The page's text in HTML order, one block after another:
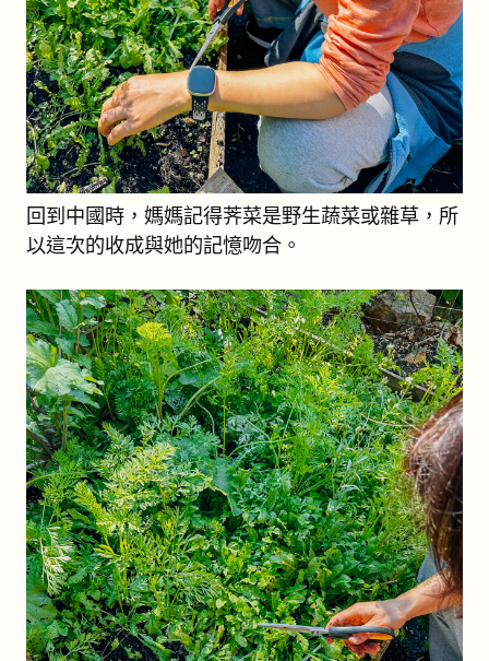
回到中國時，媽媽記得荠菜是野生蔬菜或雜草，所
以這次的收成與她的記憶吻合。